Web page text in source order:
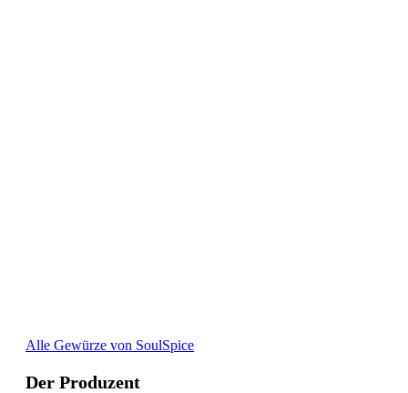
Alle Gewürze von SoulSpice
Der Produzent